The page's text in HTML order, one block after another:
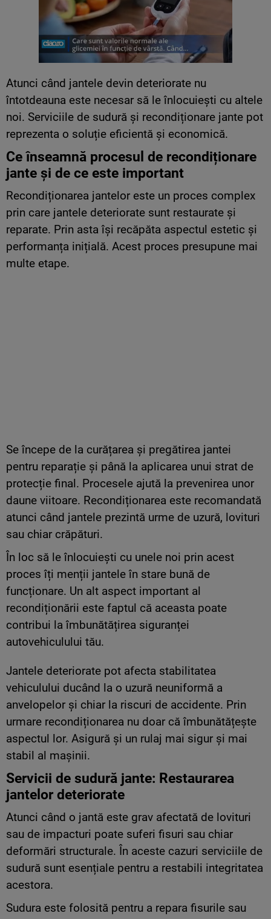
Atunci când jantele devin deteriorate nu
întotdeauna este necesar să le înlocuiești cu altele
noi. Serviciile de sudură și recondiționare jante pot
reprezenta o soluție eficientă și economică.
Ce înseamnă procesul de recondiționare
jante și de ce este important
Recondiționarea jantelor este un proces complex
prin care jantele deteriorate sunt restaurate și
reparate. Prin asta își recăpăta aspectul estetic și
performanța inițială. Acest proces presupune mai
multe etape.
Se începe de la curățarea și pregătirea jantei
pentru reparație și până la aplicarea unui strat de
protecție final. Procesele ajută la prevenirea unor
daune viitoare. Recondiționarea este recomandată
atunci când jantele prezintă urme de uzură, lovituri
sau chiar crăpături.
În loc să le înlocuiești cu unele noi prin acest
proces îți menții jantele în stare bună de
funcționare. Un alt aspect important al
recondiționării este faptul că aceasta poate
contribui la îmbunătățirea siguranței
autovehiculului tău.
Jantele deteriorate pot afecta stabilitatea
vehiculului ducând la o uzură neuniformă a
anvelopelor și chiar la riscuri de accidente. Prin
urmare recondiționarea nu doar că îmbunătățește
aspectul lor. Asigură și un rulaj mai sigur și mai
stabil al mașinii.
Servicii de sudură jante: Restaurarea
jantelor deteriorate
Atunci când o jantă este grav afectată de lovituri
sau de impacturi poate suferi fisuri sau chiar
deformări structurale. În aceste cazuri serviciile de
sudură sunt esențiale pentru a restabili integritatea
acestora.
Sudura este folosită pentru a repara fisurile sau